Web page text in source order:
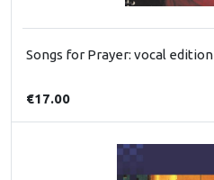
Songs for Prayer: vocal edition
€17.00